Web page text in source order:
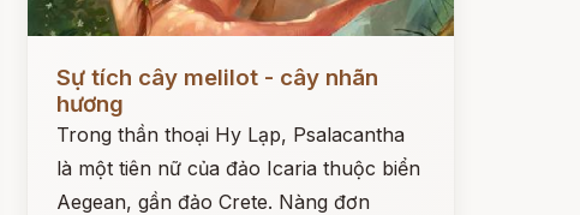
Sự tích cây melilot - cây nhãn
hương
Trong thần thoại Hy Lạp, Psalacantha
là một tiên nữ của đảo Icaria thuộc biển
Aegean, gần đảo Crete. Nàng đơn